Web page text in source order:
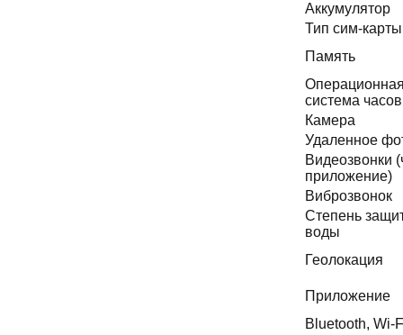
Аккумулятор
Тип сим-карты
Память
система часов
Камера
Удаленное
Видеозвонки
приложение)
Виброзвонок
Степень
воды
Геолокация
Приложение
Bluetooth, Wi-